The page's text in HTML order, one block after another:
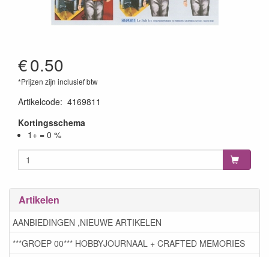
€0.50
*Prijzen zijn inclusief btw
Artikelcode: 4169811
Kortingsschema
1+ = 0 %
Artikelen
AANBIEDINGEN ,NIEUWE ARTIKELEN
***GROEP 00*** HOBBYJOURNAAL + CRAFTED MEMORIES